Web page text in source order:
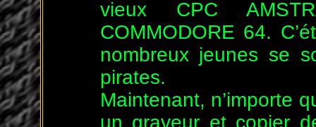
vieux CPC
COMMODORE 64.
nombreux jeunes se
pirates.
Maintenant, n’importe
un graveur et copier